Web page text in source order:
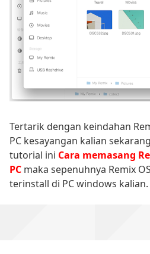
Tertarik dengan keindahan
PC kesayangan kalian
tutorial ini Cara memasang
PC maka sepenuhnya Remix
terinstall di PC windows kalian.